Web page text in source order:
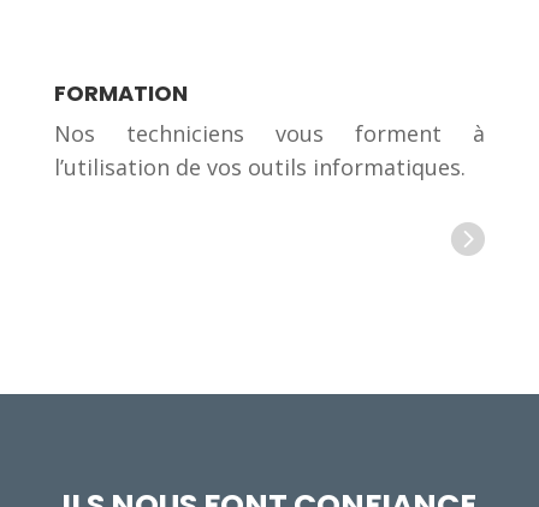
FORMATION
Nos techniciens vous forment à
l’utilisation de vos outils informatiques.
